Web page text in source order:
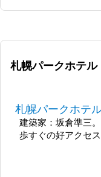
札幌パークホテル
札幌パークホテ
建築家：坂倉準三
歩すぐの好アクセ